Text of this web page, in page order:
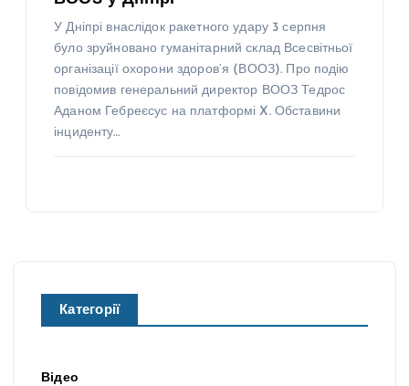
У Дніпрі внаслідок ракетного удару 3 серпня
було зруйновано гуманітарний склад Всесвітньої
організації охорони здоров’я (ВООЗ). Про подію
повідомив генеральний директор ВООЗ Тедрос
Аданом Гебреєсус на платформі X. Обставини
інциденту…
Категорії
Відео